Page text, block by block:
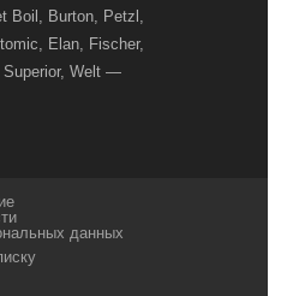
Boil, Burton, Petzl,
Elan, Fischer,
Superior, Welt —
данных